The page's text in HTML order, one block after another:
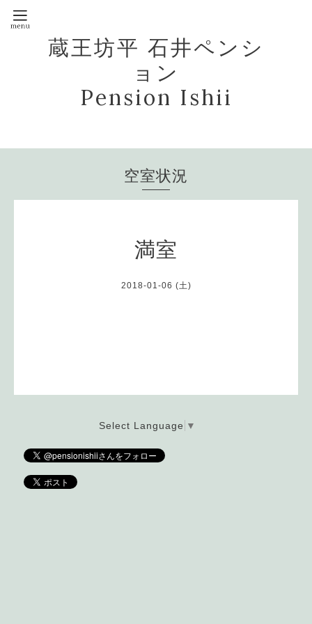
蔵王坊平 石井ペンシ
ョン
Pension Ishii
空室状況
満室
2018-01-06 (土)
Select Language ▼